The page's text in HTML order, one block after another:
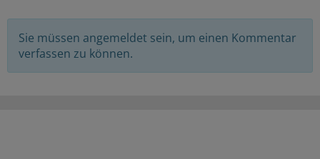
Sie müssen angemeldet sein, um einen Kommentar
verfassen zu können.